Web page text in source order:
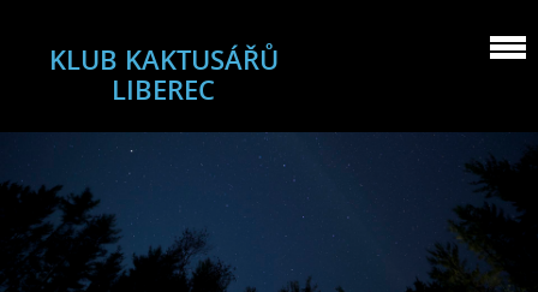
KLUB KAKTUSÁŘŮ
LIBEREC